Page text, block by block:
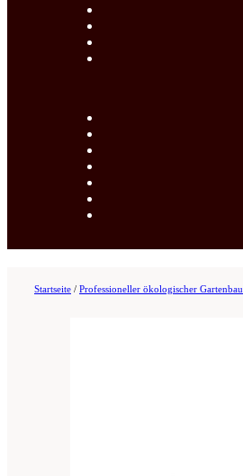
Startseite / Professioneller ökologischer Gartenbau